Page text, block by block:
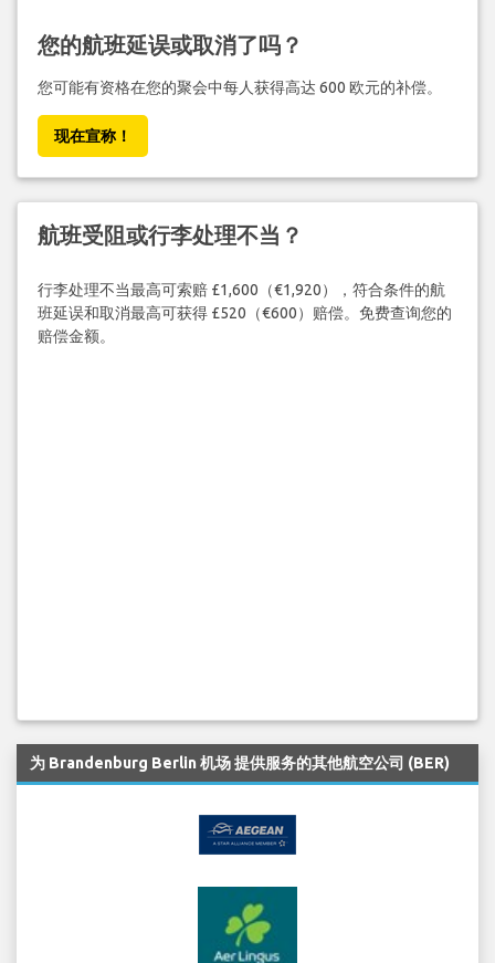
您的航班延误或取消了吗？
您可能有资格在您的聚会中每人获得高达 600 欧元的补偿。
现在宣称！
航班受阻或行李处理不当？
行李处理不当最高可索赔 £1,600（€1,920），符合条件的航
班延误和取消最高可获得 £520（€600）赔偿。免费查询您的
赔偿金额。
为 Brandenburg Berlin 机场 提供服务的其他航空公司 (BER)